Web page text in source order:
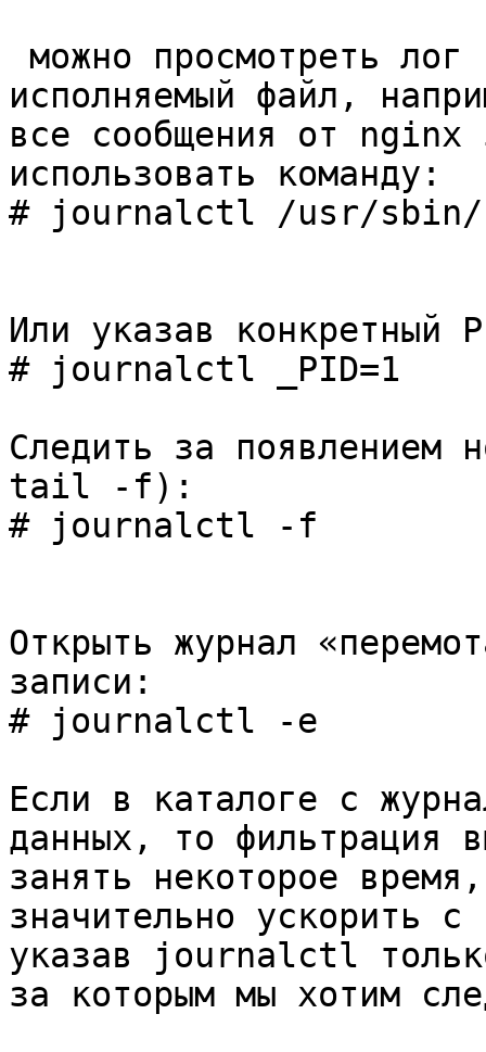
можно просмотреть
исполняемый файл,
все сообщения от nginx
использовать команду:
# journalctl /usr/sbin/
Или указав конкретный
# journalctl _PID=1
Следить за появлением
tail -f):
# journalctl -f
Открыть журнал
записи:
# journalctl -e
Если в каталоге с
данных, то
занять некоторое
значительно
указав journalctl
за которым мы хотим